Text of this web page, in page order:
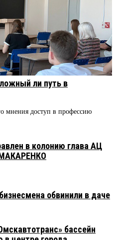
ли путь в
мнения доступ в профессию
в колонию глава АЦ
обвинили в даче
бассейн